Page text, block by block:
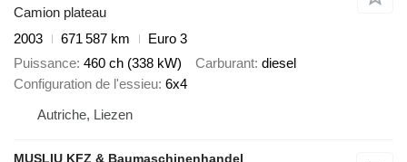
Camion plateau
2003
671 587 km
Euro 3
Puissance 460 ch (338 kW) Carburant diesel
Configuration de l'essieu 6x4
Autriche, Liezen
MUSLIU KFZ & Baumaschinenhandel